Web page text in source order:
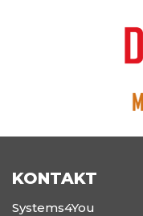
KONTAKT
Systems4You